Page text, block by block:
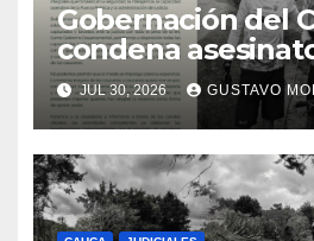
Gobernación del
condena
ciudadanos y exige medidas
urgentes al
Nacional
JUL 30, 2026 GUSTAVO